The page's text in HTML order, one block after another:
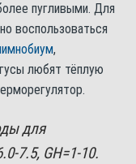
пугливыми. Для
воспользоваться
,
любят тёплую
для
7.5, GH=1-10.